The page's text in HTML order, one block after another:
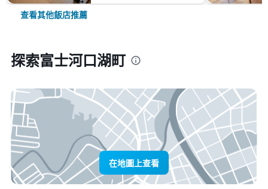
查看其他飯店推薦
探索富士河口湖町
在地圖上查看